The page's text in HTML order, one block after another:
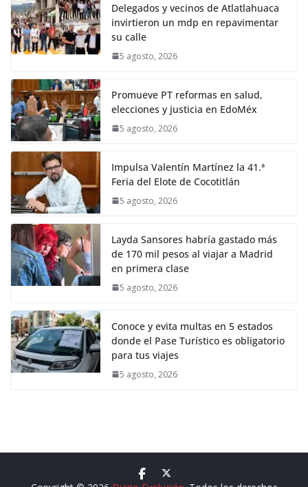
Delegados y vecinos de Atlatlahuaca
invirtieron un mdp en repavimentar
su calle
5 agosto, 2026
Promueve PT reformas en salud,
elecciones y justicia en EdoMéx
5 agosto, 2026
Impulsa Valentín Martínez la 41.ª
Feria del Elote de Cocotitlán
5 agosto, 2026
Layda Sansores habría gastado más
de 170 mil pesos al viajar a Madrid
en primera clase
5 agosto, 2026
Conoce y evita multas en 5 estados
donde el Pase Turístico es obligatorio
para tus viajes
5 agosto, 2026